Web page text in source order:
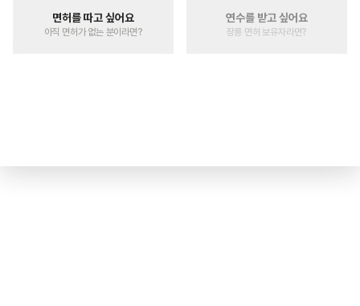
면허를 따고 싶어요
아직 면허가 없는 분이라면?
연수를 받고 싶어요
장롱 면허 보유자라면?